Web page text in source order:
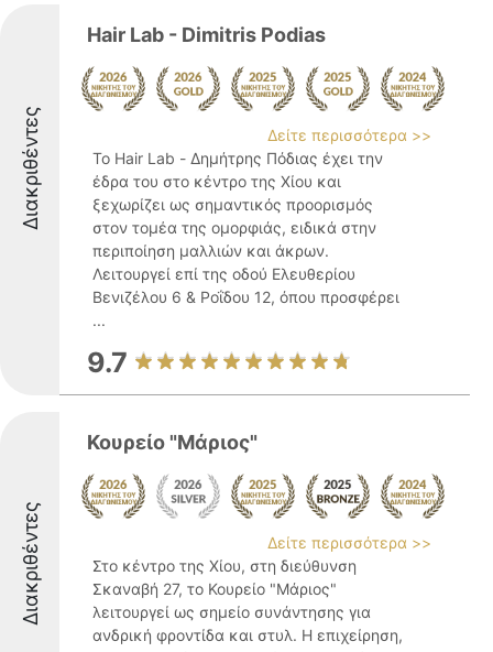
Διακριθέντες
Hair Lab - Dimitris Podias
Δείτε περισσότερα >>
Το Hair Lab - Δημήτρης Πόδιας έχει την
έδρα του στο κέντρο της Χίου και
ξεχωρίζει ως σημαντικός προορισμός
στον τομέα της ομορφιάς, ειδικά στην
περιποίηση μαλλιών και άκρων.
Λειτουργεί επί της οδού Ελευθερίου
Βενιζέλου 6 & Ροΐδου 12, όπου προσφέρει
...
9.7
Διακριθέντες
Κουρείο "Μάριος"
Δείτε περισσότερα >>
Στο κέντρο της Χίου, στη διεύθυνση
Σκαναβή 27, το Κουρείο "Μάριος"
λειτουργεί ως σημείο συνάντησης για
ανδρική φροντίδα και στυλ. Η επιχείρηση,